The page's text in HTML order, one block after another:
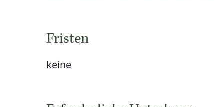
Fristen
keine